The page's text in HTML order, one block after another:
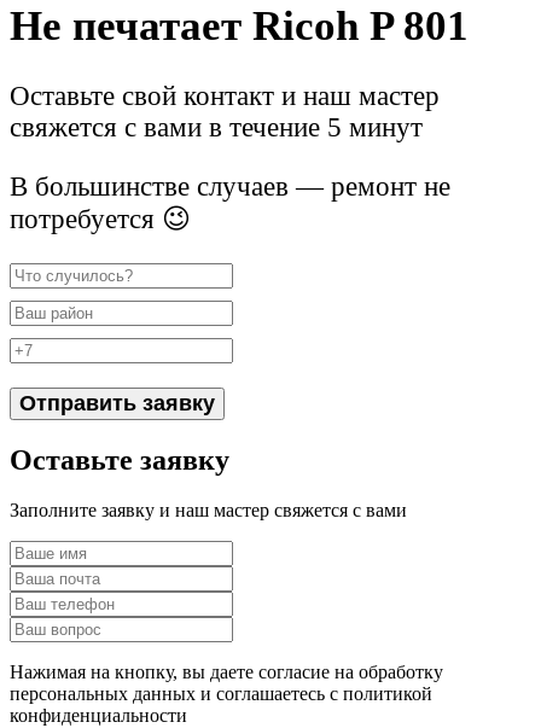
Не печатает Ricoh P 801
Оставьте свой контакт и наш мастер
свяжется с вами в течение 5 минут
В большинстве случаев — ремонт не
потребуется 😉
Отправить заявку
Оставьте заявку
Заполните заявку и наш мастер свяжется с вами
Нажимая на кнопку, вы даете согласие на обработку
персональных данных и соглашаетесь c политикой
конфиденциальности